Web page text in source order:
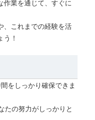
作業を通じて、すぐに
、これまでの経験を活
！
をしっかり確保できま
たの努力がしっかりと